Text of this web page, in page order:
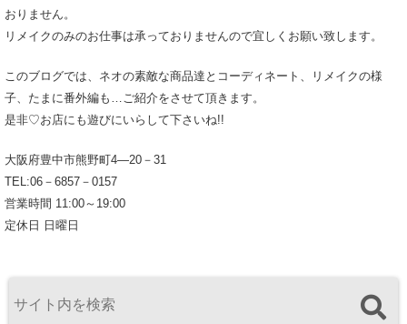
おりません。
リメイクのみのお仕事は承っておりませんので宜しくお願い致します。
このブログでは、ネオの素敵な商品達とコーディネート、リメイクの様
子、たまに番外編も…ご紹介をさせて頂きます。
是非♡お店にも遊びにいらして下さいね!!
大阪府豊中市熊野町4―20－31
TEL:06－6857－0157
営業時間 11:00～19:00
定休日 日曜日